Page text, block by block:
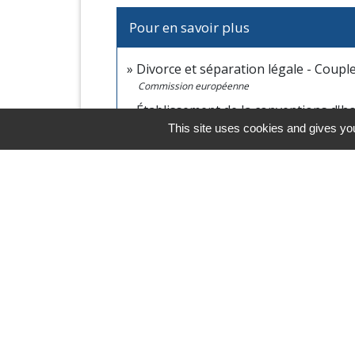
Pour en savoir plus
Divorce et séparation légale -
Commission européenne
Établissement de la conventions
Conseil national des barreaux
This site uses cookies and gives